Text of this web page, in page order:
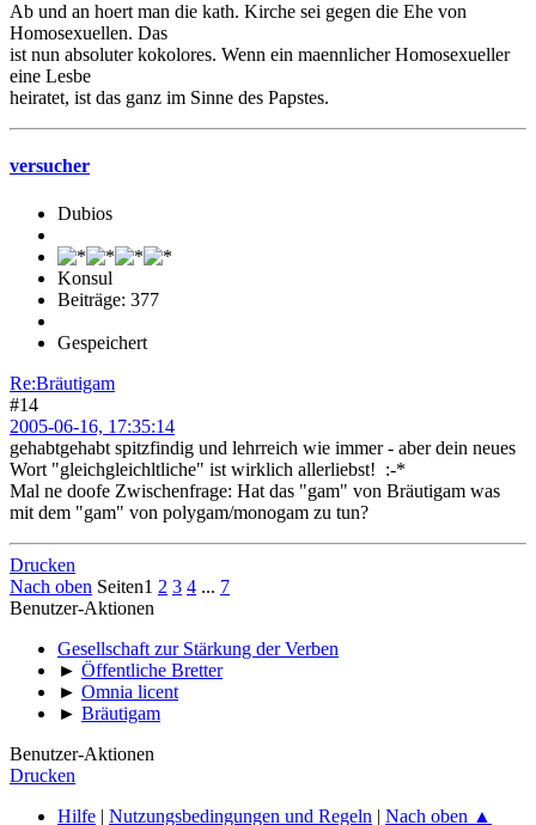
Ab und an hoert man die kath. Kirche sei gegen die Ehe von
Homosexuellen. Das
ist nun absoluter kokolores. Wenn ein maennlicher Homosexueller
eine Lesbe
heiratet, ist das ganz im Sinne des Papstes.
versucher
Dubios
Konsul
Beiträge: 377
Gespeichert
Re:Bräutigam
#14
2005-06-16, 17:35:14
gehabtgehabt spitzfindig und lehrreich wie immer - aber dein neues
Wort "gleichgleichltliche" ist wirklich allerliebst! :-*
Mal ne doofe Zwischenfrage: Hat das "gam" von Bräutigam was
mit dem "gam" von polygam/monogam zu tun?
Drucken
Nach oben Seiten1 2 3 4 ... 7
Benutzer-Aktionen
Gesellschaft zur Stärkung der Verben
► Öffentliche Bretter
► Omnia licent
► Bräutigam
Benutzer-Aktionen
Drucken
Hilfe | Nutzungsbedingungen und Regeln | Nach oben ▲